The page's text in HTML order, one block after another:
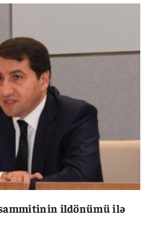
ildönümü ilə